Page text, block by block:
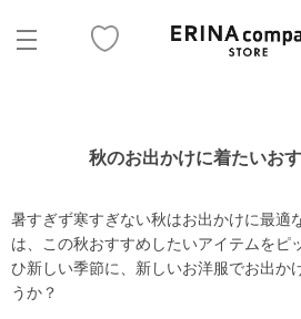
秋のお出かけに着たいお
暑すぎず寒すぎない秋はお出かけに最適
は、この秋おすすめしたいアイテムをピ
ひ新しい季節に、新しいお洋服でお出か
うか？